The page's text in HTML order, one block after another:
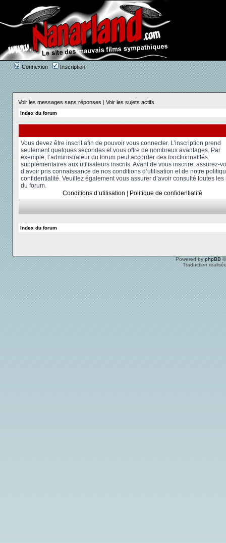
Connexion Inscription
Voir les messages sans réponses | Voir les sujets actifs
Index du forum
Vous devez être inscrit afin de pouvoir vous connecter. L’inscription prend
seulement quelques secondes et vous offre de nombreux avantages. Par
exemple, l’administrateur du forum peut accorder des fonctionnalités
supplémentaires aux utilisateurs inscrits. Avant de vous inscrire, assurez-
d’avoir pris connaissance de nos conditions d’utilisation et de notre
confidentialité. Veuillez également vous assurer d’avoir consulté toutes les
du forum.
Conditions d’utilisation
Politique de confidentialité
Index du forum
Powered byphpBB©
Traduction